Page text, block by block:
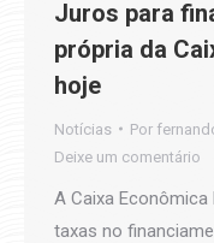
Juros para
própria da
hoje
Notícias Por
Deixe um comentário
A Caixa
taxas no